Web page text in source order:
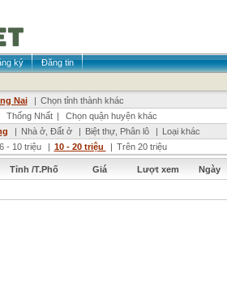
ký
Đăng tin
Nai | Chọn tỉnh thành khác
Thống Nhất |
Chọn quận huyện khác
| Nhà ở, Đất ở | Biệt thự, Phân lô | Loại khác
6 - 10 triệu | 10 - 20 triệu | Trên 20 triệu
Tỉnh /T.Phố Giá Lượt xem Ngày